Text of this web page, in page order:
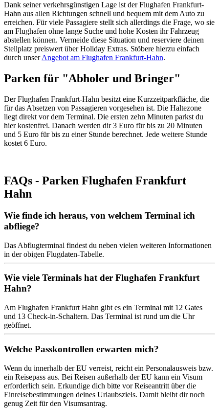
Dank seiner verkehrsgünstigen Lage ist der Flughafen Frankfurt-
Hahn aus allen Richtungen schnell und bequem mit dem Auto zu
erreichen. Für viele Passagiere stellt sich allerdings die Frage, wo sie
am Flughafen ohne lange Suche und hohe Kosten ihr Fahrzeug
abstellen können. Vermeide diese Situation und reserviere deinen
Stellplatz preiswert über Holiday Extras. Stöbere hierzu einfach
durch unserAngebot am Flughafen Frankfurt-Hahn.
Parken für "Abholer und Bringer"
Der Flughafen Frankfurt-Hahn besitzt eine Kurzzeitparkfläche, die
für das Absetzen von Passagieren vorgesehen ist. Die Haltezone
liegt direkt vor dem Terminal. Die ersten zehn Minuten parkst du
hier kostenfrei. Danach werden dir 3 Euro für bis zu 20 Minuten
und 5 Euro für bis zu einer Stunde berechnet. Jede weitere Stunde
kostet 6 Euro.
FAQs - Parken Flughafen Frankfurt
Hahn
Wie finde ich heraus, von welchem Terminal ich
abfliege?
Das Abflugterminal findest du neben vielen weiteren Informationen
in der obigen Flugdaten-Tabelle.
Wie viele Terminals hat der Flughafen Frankfurt
Hahn?
Am Flughafen Frankfurt Hahn gibt es ein Terminal mit 12 Gates
und 13 Check-in-Schaltern. Das Terminal ist rund um die Uhr
geöffnet.
Welche Passkontrollen erwarten mich?
Wenn du innerhalb der EU verreist, reicht ein Personalausweis bzw.
ein Reisepass aus. Bei Reisen außerhalb der EU kann ein Visum
erforderlich sein. Erkundige dich bitte vor Reiseantritt über die
Einreisebestimmungen deines Urlaubsziels. Damit bleibt dir noch
genug Zeit für den Visumsantrag.